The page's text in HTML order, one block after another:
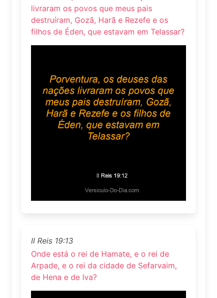
livraram os povos que meus pais
destruíram, Gozã, Harã e Rezefe e os
filhos de Éden, que estavam em Telassar?
II Reis 19:13
Onde está o rei de Hamate, e o rei de
Arpade, e o rei da cidade de Sefarvaim,
de Hena e de Iva?